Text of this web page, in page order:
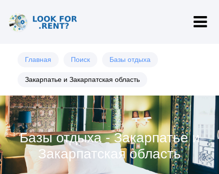
Главная Поиск Базы отдыха
Закарпатье и Закарпатская область
Базы отдыха - Закарпатье и
Закарпатская область